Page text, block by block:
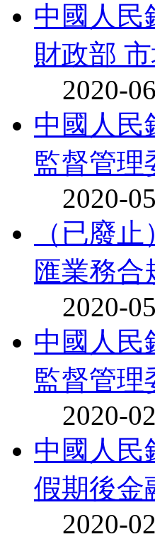
中國人民
財政部
2020-
中國人民
監督管理
2020-
（已廢
匯業務合
2020-
中國人民
監督管理
2020-
中國人民
假期後金
2020-